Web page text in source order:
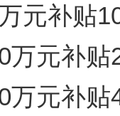
元补贴
万元补贴
万元补贴